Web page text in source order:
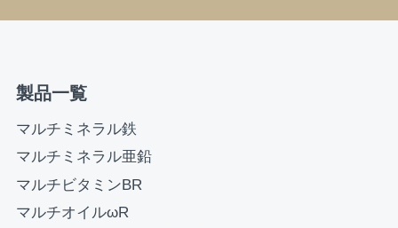
お買い物を続ける
製品一覧
マルチミネラル鉄
マルチミネラル亜鉛
マルチビタミンBR
マルチオイルωR